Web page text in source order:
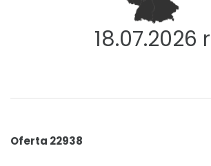
18.07.2026
Oferta 22938